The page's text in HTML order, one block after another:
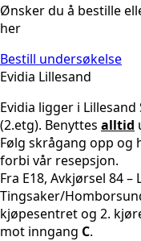
Ønsker du å bestille
her
Bestill undersøkelse
Evidia Lillesand
Evidia ligger i Lillesand
(2.etg). Benyttes alltid
Følg skrågang opp og
forbi vår resepsjon.
Fra E18, Avkjørsel 84
Tingsaker/
kjøpesentret og 2.
mot inngang C.